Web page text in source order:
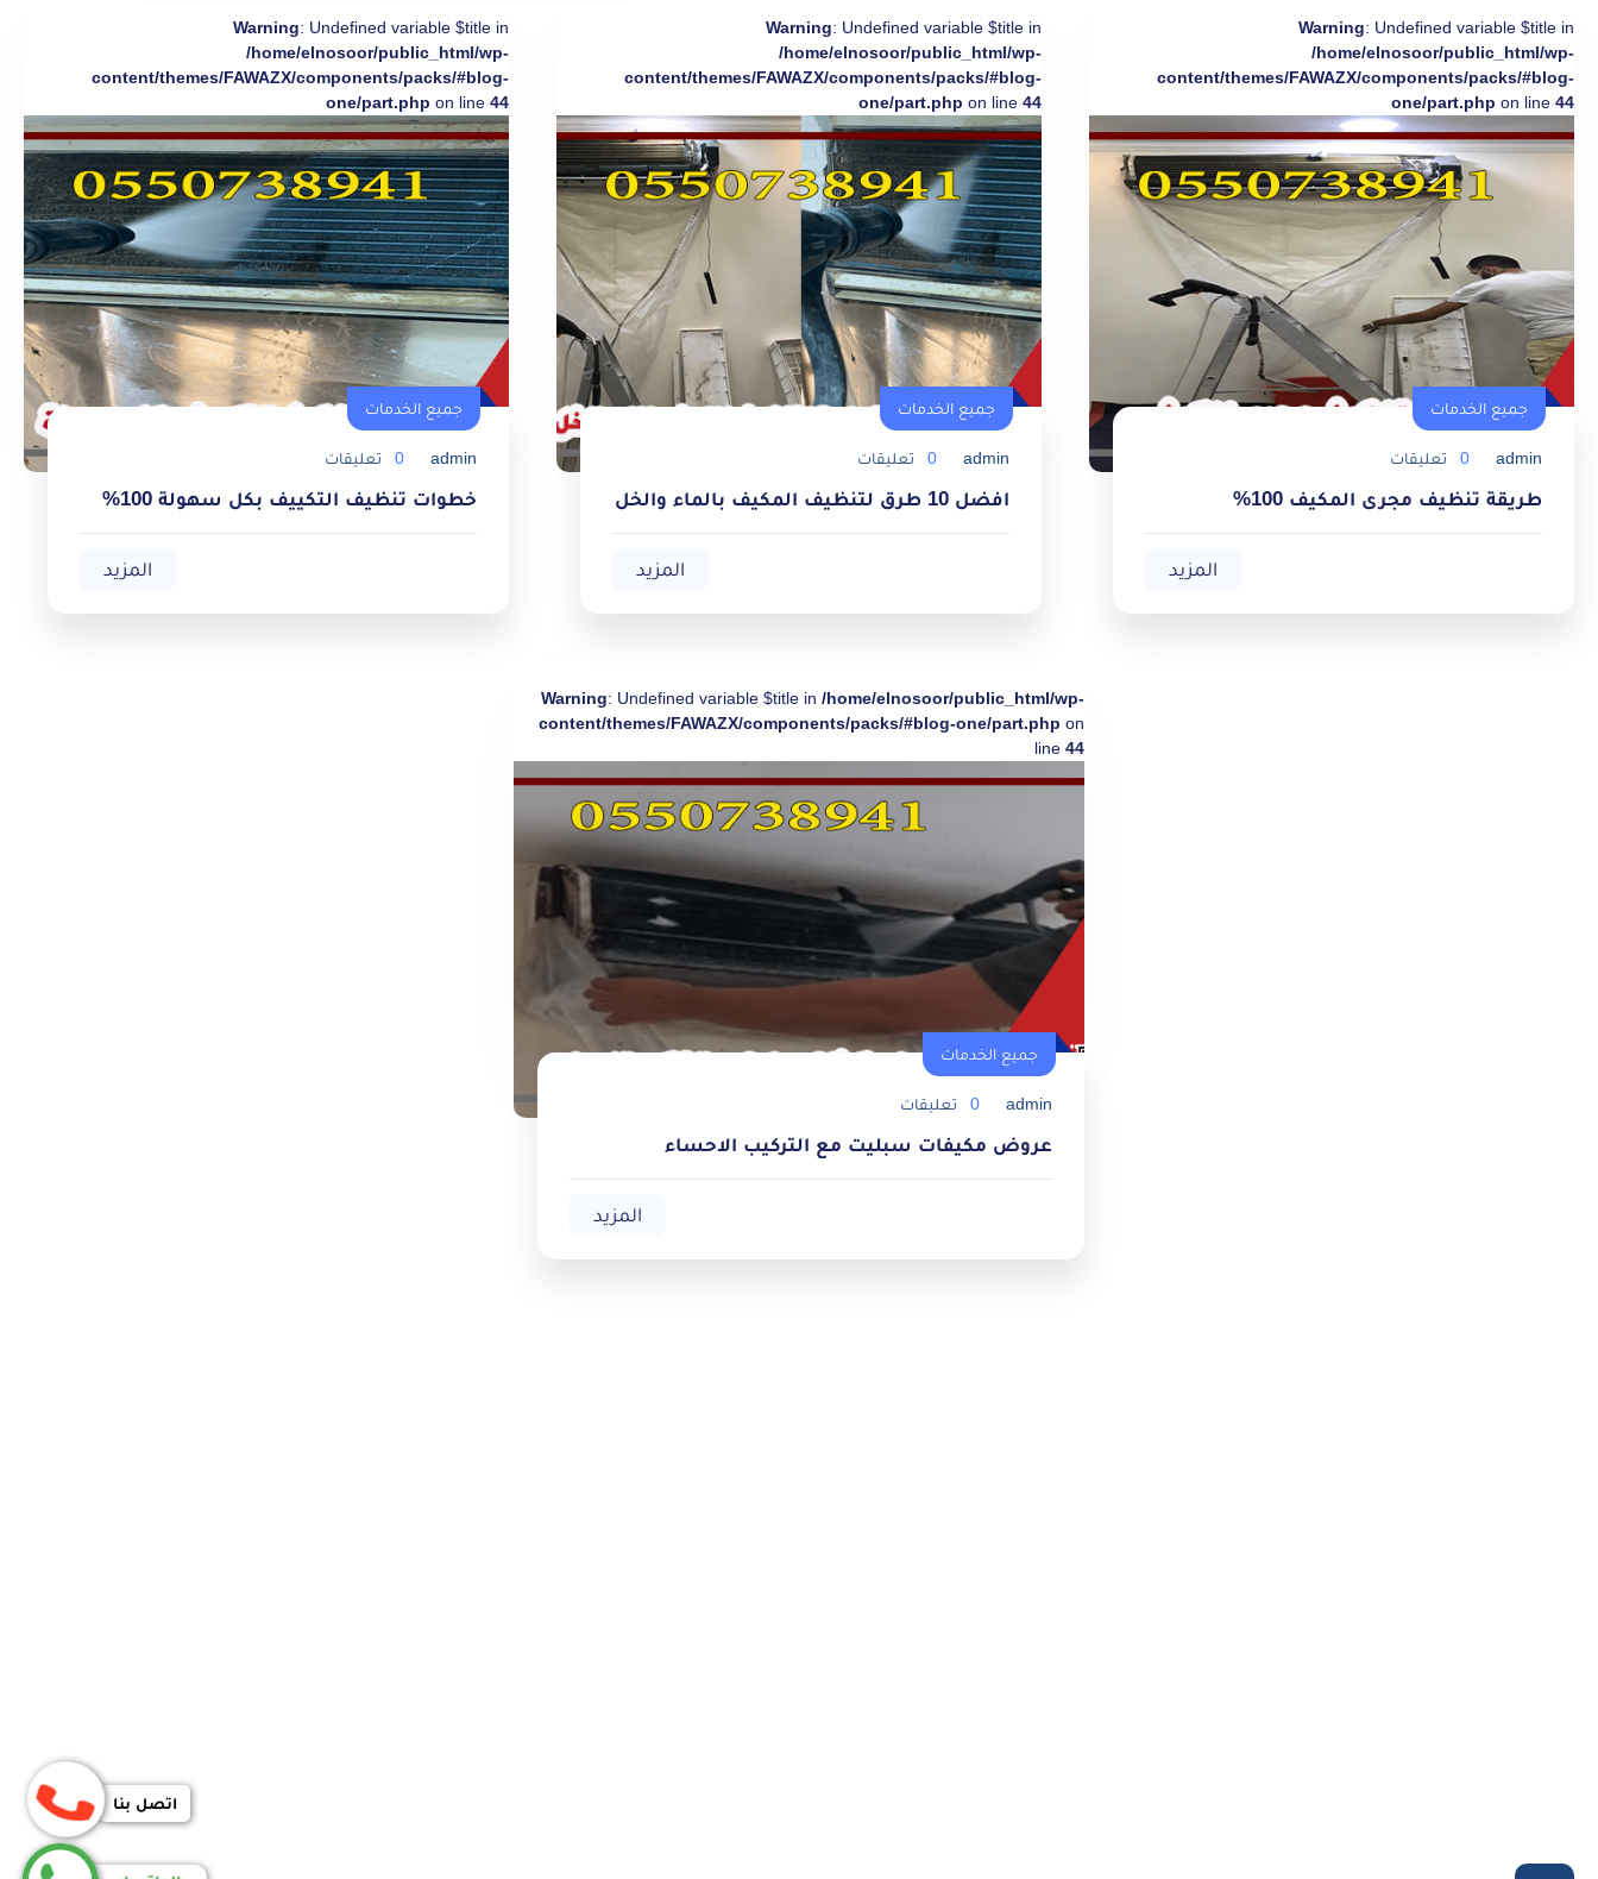
Warning: Undefined variable $title in
/home/elnosoor/public_html/wp-
content/themes/FAWAZX/components/packs/#blog-
one/part.php on line 44
جميع الخدمات
admin
0 تعليقات
طريقة تنظيف مجرى المكيف 100%
المزيد
Warning: Undefined variable $title in
/home/elnosoor/public_html/wp-
content/themes/FAWAZX/components/packs/#blog-
one/part.php on line 44
جميع الخدمات
admin
0 تعليقات
افضل 10 طرق لتنظيف المكيف بالماء والخل
المزيد
Warning: Undefined variable $title in
/home/elnosoor/public_html/wp-
content/themes/FAWAZX/components/packs/#blog-
one/part.php on line 44
جميع الخدمات
admin
0 تعليقات
خطوات تنظيف التكييف بكل سهولة 100%
المزيد
Warning: Undefined variable $title in /home/elnosoor/public_html/wp-
content/themes/FAWAZX/components/packs/#blog-one/part.php on
line 44
جميع الخدمات
admin
0 تعليقات
عروض مكيفات سبليت مع التركيب الاحساء
المزيد
اتصل بنا